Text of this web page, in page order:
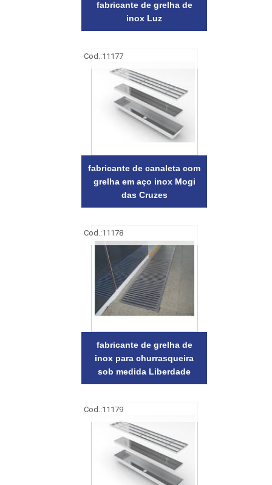
fabricante de grelha de
inox Luz
Cod.:11177
fabricante de canaleta com
grelha em aço inox Mogi
das Cruzes
Cod.:11178
fabricante de grelha de
inox para churrasqueira
sob medida Liberdade
Cod.:11179